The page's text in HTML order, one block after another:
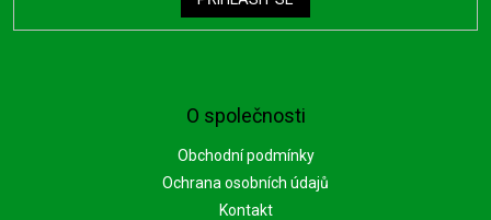
O společnosti
Obchodní podmínky
Ochrana osobních údajů
Kontakt